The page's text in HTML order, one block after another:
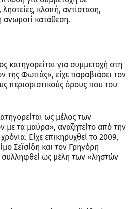
κλοπή, αντίσταση,
κατάθεση.
κατηγορείται για συμμετοχή στη
Φωτιάς», είχε παραβιάσει τον
περιοριστικούς όρους που του
ως μέλος των
με τα μαύρα», αναζητείτο από την
Είχε επικηρυχθεί το 2009,
Σεϊσίδη και τον Γρηγόρη
συλληφθεί ως μέλη των «ληστών